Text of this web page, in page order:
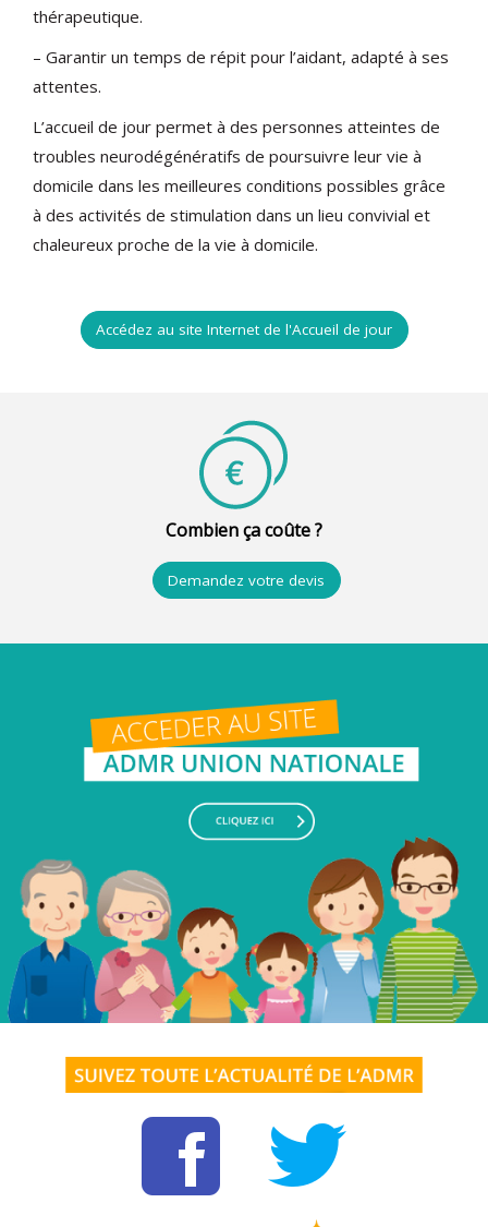
thérapeutique.
– Garantir un temps de répit pour l’aidant, adapté à ses
attentes.
L’accueil de jour permet à des personnes atteintes de
troubles neurodégénératifs de poursuivre leur vie à
domicile dans les meilleures conditions possibles grâce
à des activités de stimulation dans un lieu convivial et
chaleureux proche de la vie à domicile.
Accédez au site Internet de l'Accueil de jour
Combien ça coûte ?
Demandez votre devis